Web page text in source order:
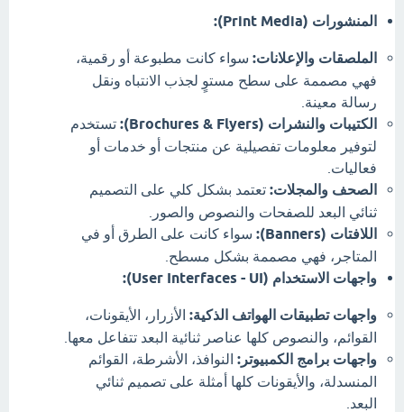
المنشورات (Print Media):
الملصقات والإعلانات: سواء كانت مطبوعة أو رقمية،
فهي مصممة على سطح مستوٍ لجذب الانتباه ونقل
رسالة معينة.
الكتيبات والنشرات (Brochures & Flyers):
تستخدم
لتوفير معلومات تفصيلية عن منتجات أو خدمات أو
فعاليات.
الصحف والمجلات: تعتمد بشكل كلي على التصميم
ثنائي البعد للصفحات والنصوص والصور.
اللافتات (Banners):
سواء كانت على الطرق أو في
المتاجر، فهي مصممة بشكل مسطح.
واجهات الاستخدام (User Interfaces - UI):
واجهات تطبيقات الهواتف الذكية: الأزرار، الأيقونات،
القوائم، والنصوص كلها عناصر ثنائية البعد تتفاعل معها.
واجهات برامج الكمبيوتر: النوافذ، الأشرطة، القوائم
المنسدلة، والأيقونات كلها أمثلة على تصميم ثنائي
البعد.